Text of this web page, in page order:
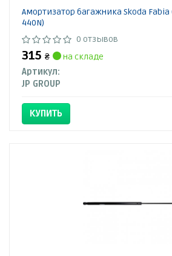
Амортизатор багажника Skoda
440N)
0 отзывов
315 ₴
на складе
Артикул:
JP GROUP
КУПИТЬ